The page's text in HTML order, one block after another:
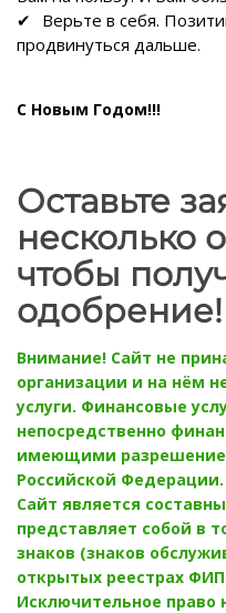
Верьте в себя.
продвинуться дальше.
С Новым Годом!!!
Оставьте
несколько
чтобы
одобрение!
Внимание! Сайт не
организации и на нём
услуги. Финансовые
непосредственно
имеющими разрешение
Российской Федерации.
Сайт является
представляет собой в
знаков (знаков
открытых реестрах
Исключительное право